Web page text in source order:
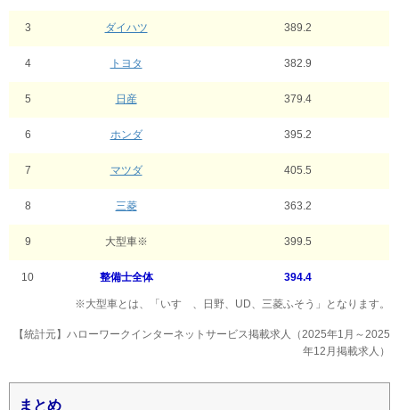
3
4
5
6
7
8
9
10
ダイハツ 389.2
トヨタ 382.9
日産 379.4
ホンダ 395.2
マツダ 405.5
三菱 363.2
大型車※ 399.5
整備士全体 394.4
※大型車とは、「いすゞ、日野、UD、三菱ふそう」となります。
【統計元】ハローワークインターネットサービス掲載求人（2025年1月～2025
年12月掲載求人）
まとめ